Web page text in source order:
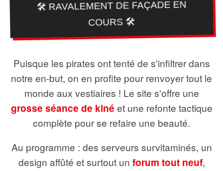
🛠️ RAVALEMENT DE FAÇADE EN
COURS 🛠️
Puisque les pirates ont tenté de s'infiltrer dans
notre en-but, on en profite pour renvoyer tout le
monde aux vestiaires ! Le site s'offre une
grosse séance de kiné et une refonte tactique
complète pour se refaire une beauté.
Au programme : des serveurs survitaminés, un
design affûté et surtout un forum tout neuf,